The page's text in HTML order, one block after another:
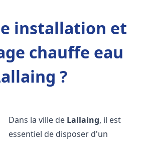
installation et
chauffe eau
?
Dans la ville de Lallaing, il est
essentiel de disposer d'un